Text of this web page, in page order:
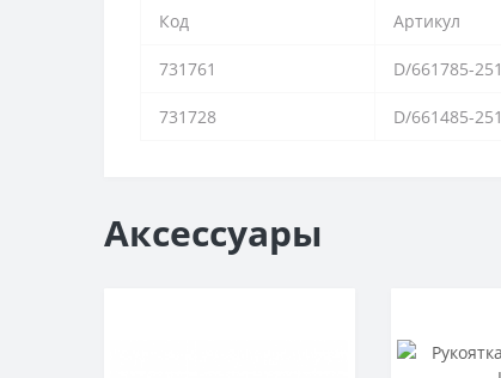
Код Артикул
731761 D/661785-251
731728 D/661485-251
Аксессуары